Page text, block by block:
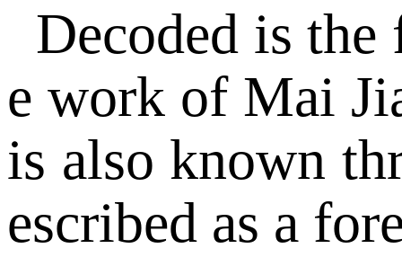
Decoded is
e work of Mai
is also known
escribed as a